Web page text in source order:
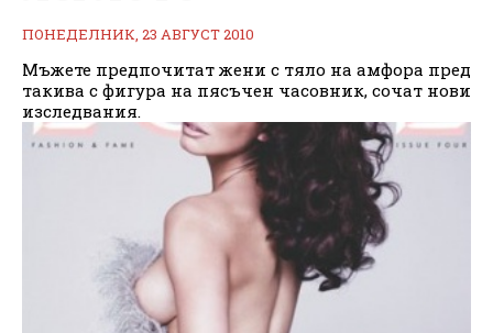
ПОНЕДЕЛНИК, 23 АВГУСТ 2010
Мъжете предпочитат жени с тяло на амфора пред
такива с фигура на пясъчен часовник, сочат нови
изследвания.